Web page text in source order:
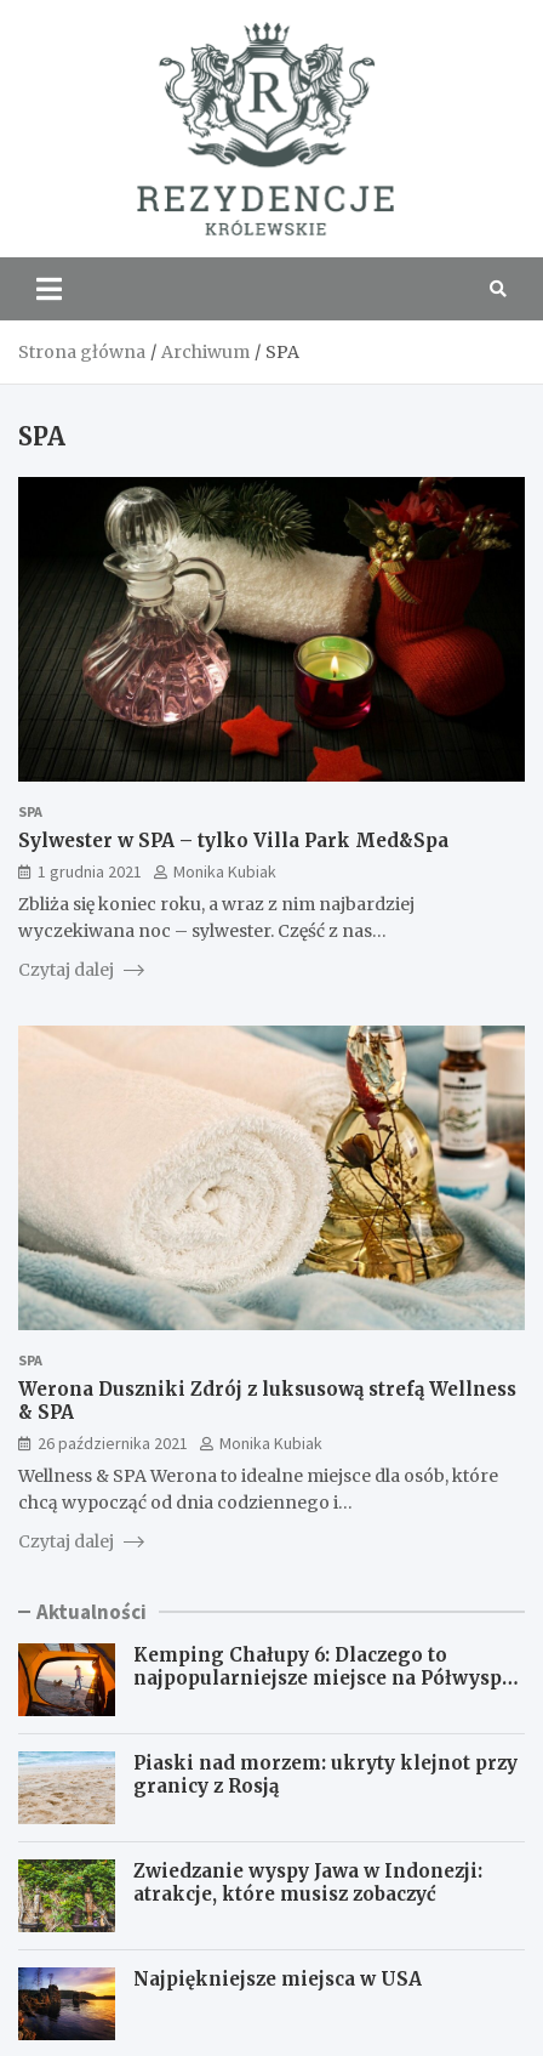
Strona główna Archiwum SPA
SPA
SPA
Sylwester w SPA – tylko Villa Park Med&Spa
1 grudnia 2021
Monika Kubiak
Zbliża się koniec roku, a wraz z nim najbardziej
wyczekiwana noc – sylwester. Część z nas…
Czytaj dalej
SPA
Werona Duszniki Zdrój z luksusową strefą Wellness
& SPA
26 października 2021
Monika Kubiak
Wellness & SPA Werona to idealne miejsce dla osób, które
chcą wypocząć od dnia codziennego i…
Czytaj dalej
Aktualności
Kemping Chałupy 6: Dlaczego to
najpopularniejsze miejsce na Półwyspie
Piaski nad morzem: ukryty klejnot przy
granicy z Rosją
Zwiedzanie wyspy Jawa w Indonezji:
atrakcje, które musisz zobaczyć
Najpiękniejsze miejsca w USA
K
P